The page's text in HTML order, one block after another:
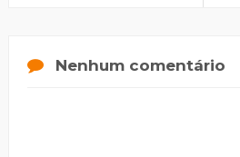
Nenhum comentário